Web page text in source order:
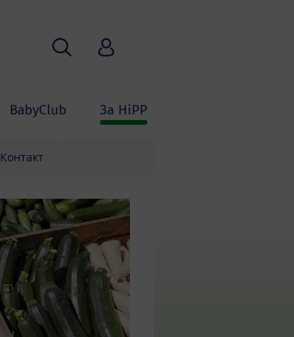
BabyClub За HiPP
Пребарување
HiPP Babyclub
Контакт